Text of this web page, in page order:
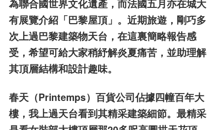
為聯合國世界文化遺產，而法國五月亦在城大
有展覽介紹「巴黎屋頂」。近期旅遊，剛巧多
次上過巴黎建築物天台，在這裏簡略報告感
受，希望可給大家稍紓解炎夏痛苦，並助理解
其頂層結構和設計趣味。
春天（Printemps）百貨公司佔據四幢百年大
樓，我上過天台看到其精采建築細節。最精采